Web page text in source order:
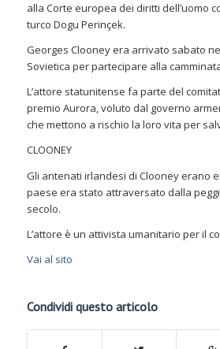
alla Corte europea dei diritti dell’uomo
turco Dogu Perinçek.
Georges Clooney era arrivato sabato
Sovietica per partecipare alla
L’attore statunitense fa parte del
premio Aurora, voluto dal governo
che mettono a rischio la loro vita per
CLOONEY
Gli antenati irlandesi di Clooney erano
paese era stato attraversato dalla
secolo.
L’attore è un attivista umanitario per il
Vai al sito
Condividi questo articolo